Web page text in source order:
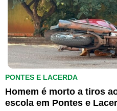
PONTES E LACERDA
Homem é morto a tiros
escola em Pontes e